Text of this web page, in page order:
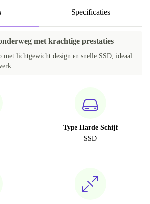
Specificaties
met krachtige prestaties
met lichtgewicht design en snelle SSD, ideaal
Type Harde Schijf
SSD